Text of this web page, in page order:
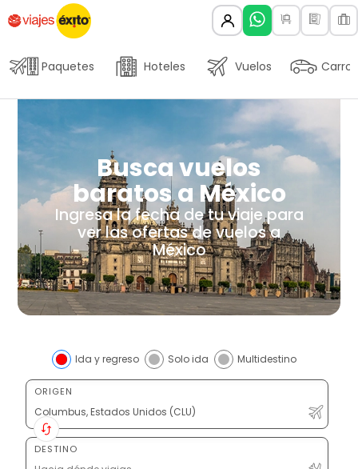
Paquetes Hoteles Vuelos Carros
Busca vuelos
baratos a México
Ingresa la fecha de tu viaje para
ver las ofertas de vuelos a
México
Ida y regreso Solo ida Multidestino
ORIGEN
DESTINO